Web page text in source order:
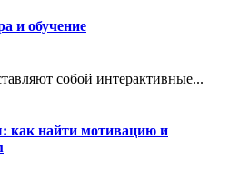
и обучение
собой интерактивные...
найти мотивацию и